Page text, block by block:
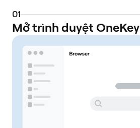
01
Mở trình duyệt OneKey